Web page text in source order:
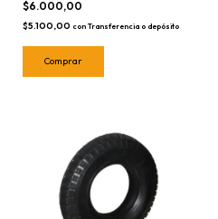
$6.000,00
$5.100,00 con Transferencia o depósito